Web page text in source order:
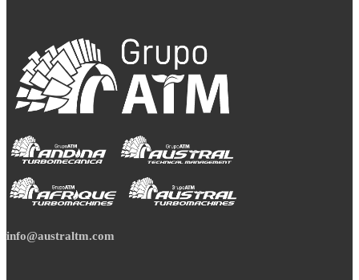
info@australtm.com